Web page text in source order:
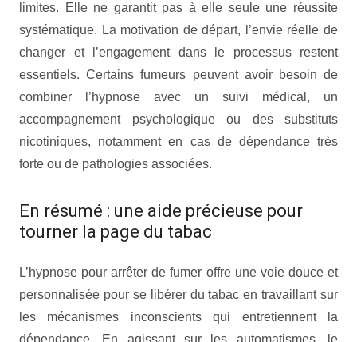
limites. Elle ne garantit pas à elle seule une réussite
systématique. La motivation de départ, l’envie réelle de
changer et l’engagement dans le processus restent
essentiels. Certains fumeurs peuvent avoir besoin de
combiner l’hypnose avec un suivi médical, un
accompagnement psychologique ou des substituts
nicotiniques, notamment en cas de dépendance très
forte ou de pathologies associées.
En résumé : une aide précieuse pour
tourner la page du tabac
L’hypnose pour arrêter de fumer offre une voie douce et
personnalisée pour se libérer du tabac en travaillant sur
les mécanismes inconscients qui entretiennent la